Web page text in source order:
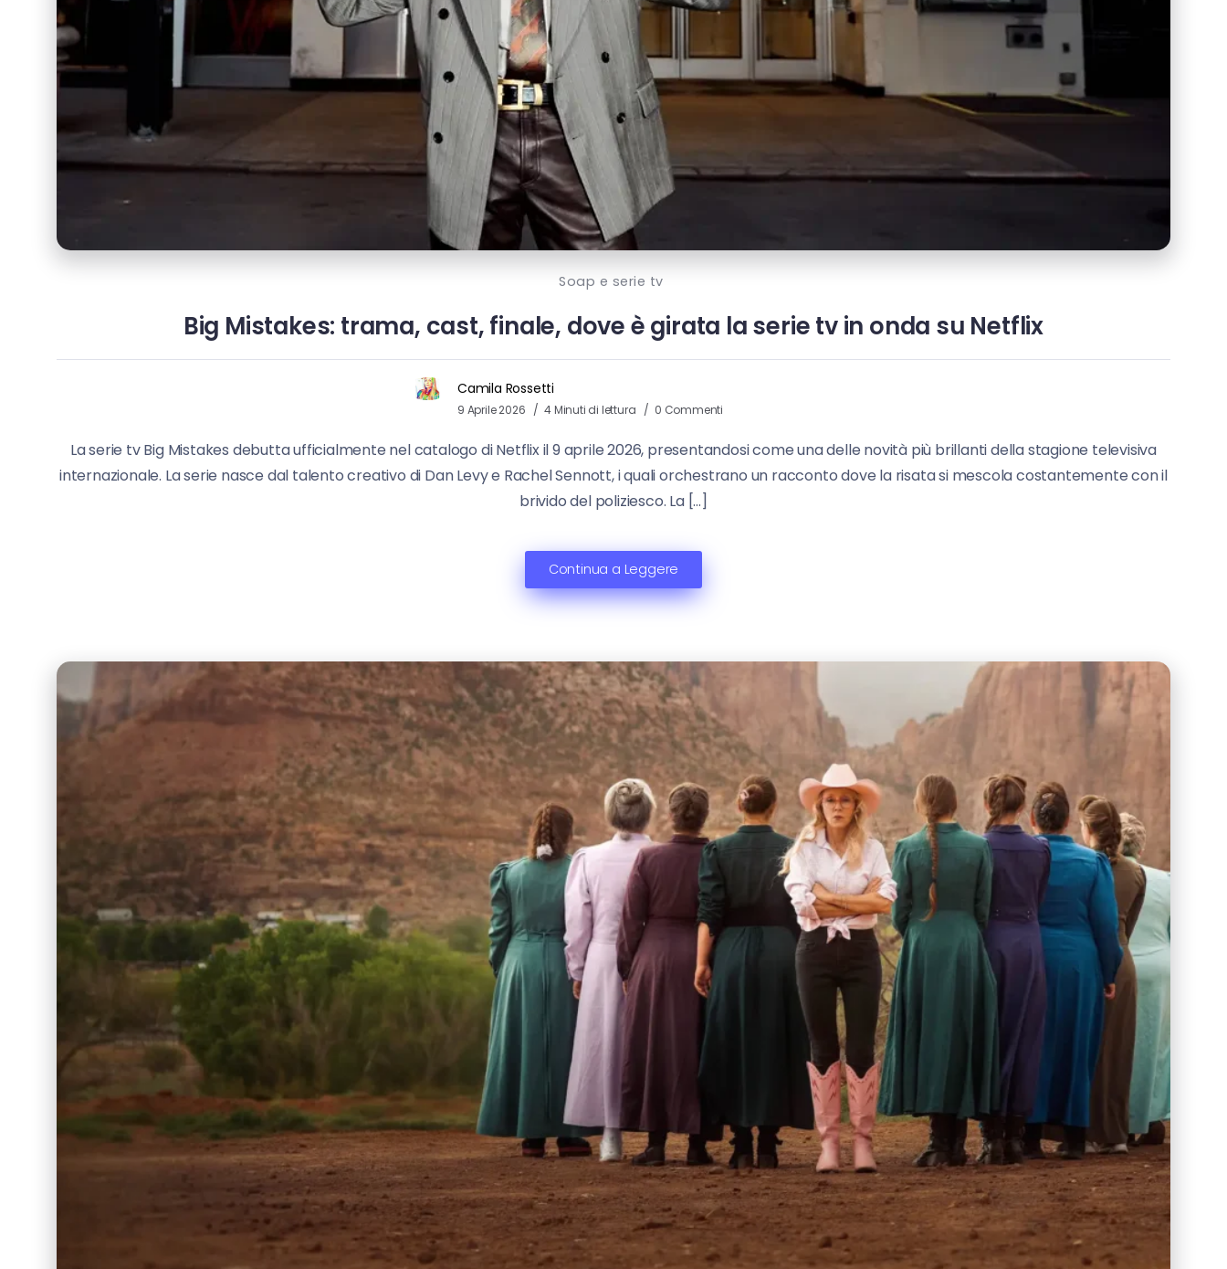
Soap e serie tv
Big Mistakes: trama, cast, finale, dove è girata la serie tv in onda su Netflix
Camila Rossetti
9 Aprile 2026 4 Minuti di lettura 0 Commenti
La serie tv Big Mistakes debutta ufficialmente nel catalogo di Netflix il 9 aprile 2026, presentandosi come una delle novità più brillanti della stagione televisiva
internazionale. La serie nasce dal talento creativo di Dan Levy e Rachel Sennott, i quali orchestrano un racconto dove la risata si mescola costantemente con il
brivido del poliziesco. La […]
Continua a Leggere